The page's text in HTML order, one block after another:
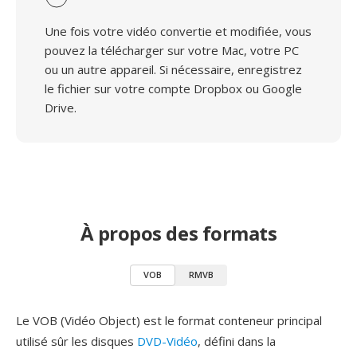
Une fois votre vidéo convertie et modifiée, vous
pouvez la télécharger sur votre Mac, votre PC
ou un autre appareil. Si nécessaire, enregistrez
le fichier sur votre compte Dropbox ou Google
Drive.
À propos des formats
VOB RMVB
Le VOB (Vidéo Object) est le format conteneur principal
utilisé sûr les disques DVD-Vidéo, défini dans la